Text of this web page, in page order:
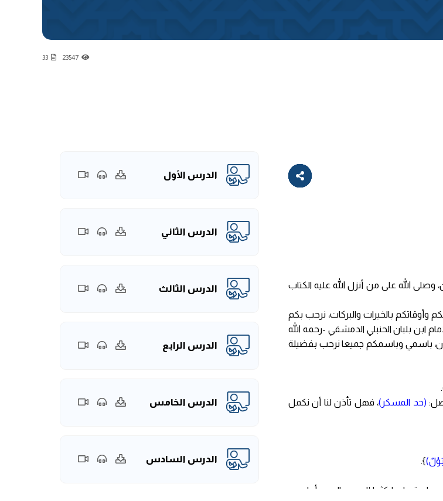
23547
33
وصلى الله على من أنزل الله عليه الكتاب
وأوقاتكم بالخيرات والبركات، نرحب بكم
ابن بلبان الحنبلي الدمشقي -رحمه الله
باسمي وباسمكم جميعا نرحب بفضيلة
(حد المسكر)، فهل تأذن لنا أن نكمل
}.
تسليما كثيرا إلى يوم الدين. أما بعد،
الدرس الأول
الدرس الثاني
الدرس الثالث
الدرس الرابع
الدرس الخامس
الدرس السادس